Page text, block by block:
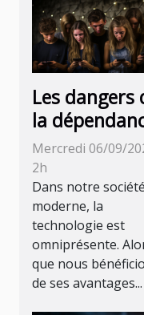
Les dangers
la
à la
Mercredi 06/09/
2h
Dans notre société
moderne, la
technologie est
omniprésente.
que nous
de ses avantages...